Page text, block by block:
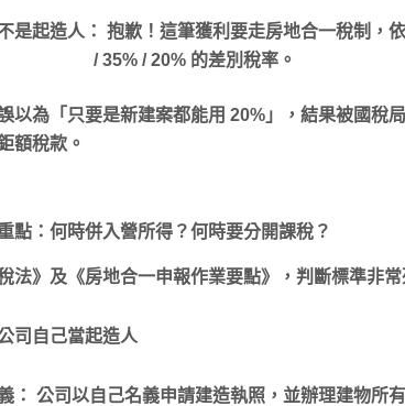
是起造人： 抱歉！這筆獲利要走房地合一稅制，
/ 20% 的差別稅率。
以為「只要是新建案都能用 20%」，結果被國稅
額稅款。
點：何時併入營所得？何時要分開課稅？
法》及《房地合一申報作業要點》，判斷標準非常
司自己當起造人
： 公司以自己名義申請建造執照，並辦理建物所